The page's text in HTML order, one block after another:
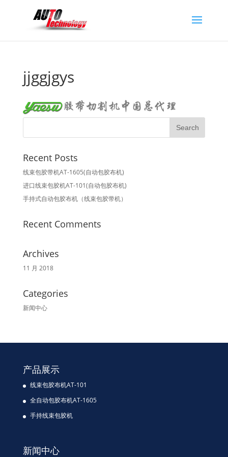
jjggjgys
Recent Posts
线束包胶带机AT-1605(自动包胶布机)
进口线束包胶机AT-101(自动包胶布机)
手持式自动包胶布机（线束包胶带机）
Recent Comments
Archives
11 月 2018
Categories
新闻中心
产品展示
线束包胶布机AT-101
全自动包胶布机AT-1605
手持线束包胶机
新闻中心